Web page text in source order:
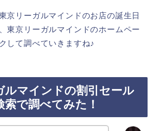
京リーガルマインドのお店の誕生日
東京リーガルマインドのホームペー
して調べていきますね♪
ルマインドの割引セール
索で調べてみた！